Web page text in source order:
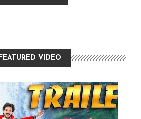
FEATURED VIDEO